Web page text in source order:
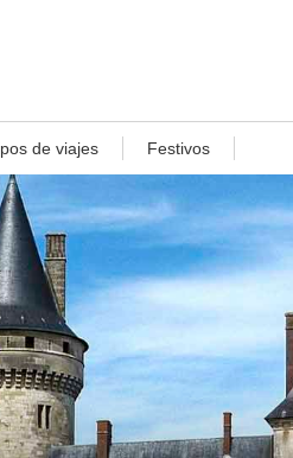
de viajes Festivos